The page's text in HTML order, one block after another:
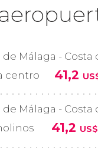
Málaga - Costa
centro
41,2
Málaga - Costa
41,2 US$